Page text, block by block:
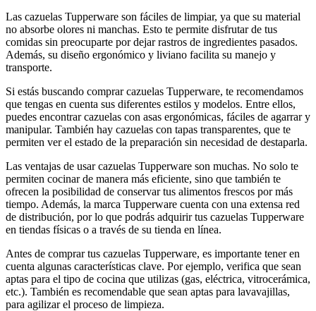
Las cazuelas Tupperware son fáciles de limpiar, ya que su material
no absorbe olores ni manchas. Esto te permite disfrutar de tus
comidas sin preocuparte por dejar rastros de ingredientes pasados.
Además, su diseño ergonómico y liviano facilita su manejo y
transporte.
Si estás buscando comprar cazuelas Tupperware, te recomendamos
que tengas en cuenta sus diferentes estilos y modelos. Entre ellos,
puedes encontrar cazuelas con asas ergonómicas, fáciles de agarrar y
manipular. También hay cazuelas con tapas transparentes, que te
permiten ver el estado de la preparación sin necesidad de destaparla.
Las ventajas de usar cazuelas Tupperware son muchas. No solo te
permiten cocinar de manera más eficiente, sino que también te
ofrecen la posibilidad de conservar tus alimentos frescos por más
tiempo. Además, la marca Tupperware cuenta con una extensa red
de distribución, por lo que podrás adquirir tus cazuelas Tupperware
en tiendas físicas o a través de su tienda en línea.
Antes de comprar tus cazuelas Tupperware, es importante tener en
cuenta algunas características clave. Por ejemplo, verifica que sean
aptas para el tipo de cocina que utilizas (gas, eléctrica, vitrocerámica,
etc.). También es recomendable que sean aptas para lavavajillas,
para agilizar el proceso de limpieza.